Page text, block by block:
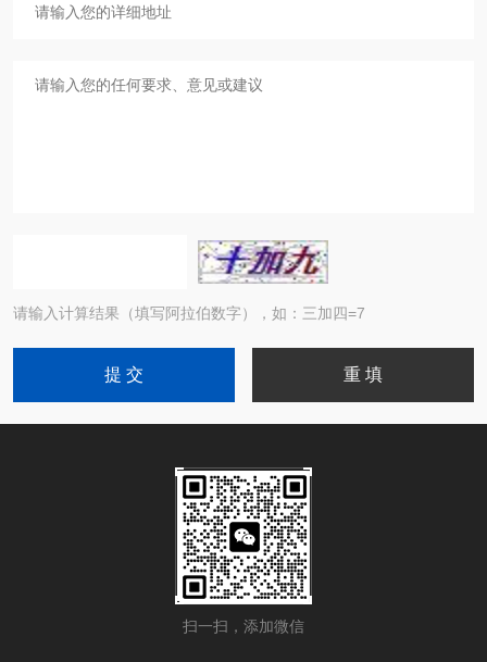
请输入计算结果（填写阿拉伯数字），如：三加四=7
扫一扫，添加微信